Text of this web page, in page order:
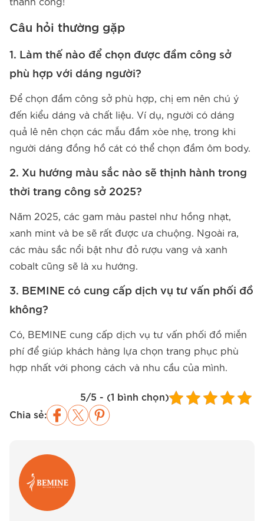
thành công!
Câu hỏi thường gặp
1. Làm thế nào để chọn được đầm công sở
phù hợp với dáng người?
Để chọn đầm công sở phù hợp, chị em nên chú ý
đến kiểu dáng và chất liệu. Ví dụ, người có dáng
quả lê nên chọn các mẫu đầm xòe nhẹ, trong khi
người dáng đồng hồ cát có thể chọn đầm ôm body.
2. Xu hướng màu sắc nào sẽ thịnh hành trong
thời trang công sở 2025?
Năm 2025, các gam màu pastel như hồng nhạt,
xanh mint và be sẽ rất được ưa chuộng. Ngoài ra,
các màu sắc nổi bật như đỏ rượu vang và xanh
cobalt cũng sẽ là xu hướng.
3. BEMINE có cung cấp dịch vụ tư vấn phối đồ
không?
Có, BEMINE cung cấp dịch vụ tư vấn phối đồ miễn
phí để giúp khách hàng lựa chọn trang phục phù
hợp nhất với phong cách và nhu cầu của mình.
Chia sẻ:
5/5 - (1 bình chọn)